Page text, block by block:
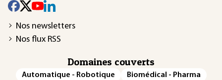
Nos newsletters
Nos flux RSS
Domaines couverts
Automatique - Robotique
Biomédical - Pharma